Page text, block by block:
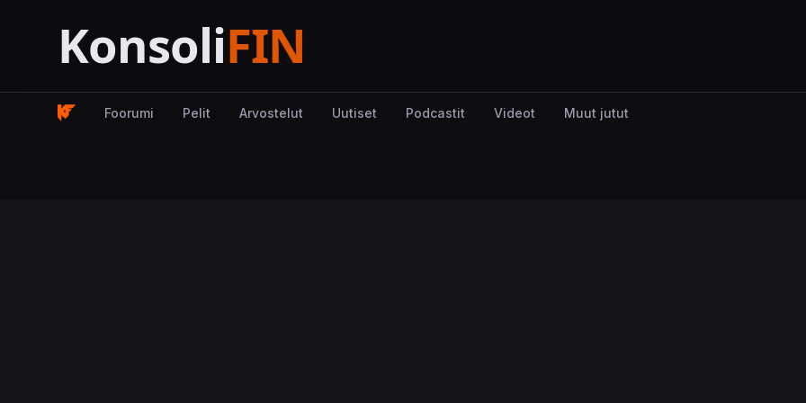
Foorumi Pelit Arvostelut Uutiset Podcastit Videot Muut jutut